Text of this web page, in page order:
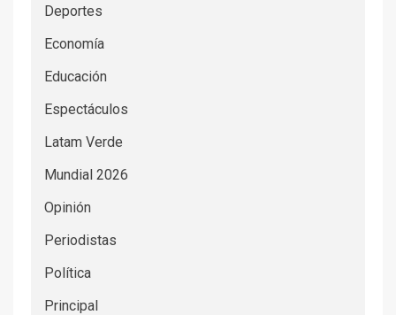
Deportes
Economía
Educación
Espectáculos
Latam Verde
Mundial 2026
Opinión
Periodistas
Política
Principal